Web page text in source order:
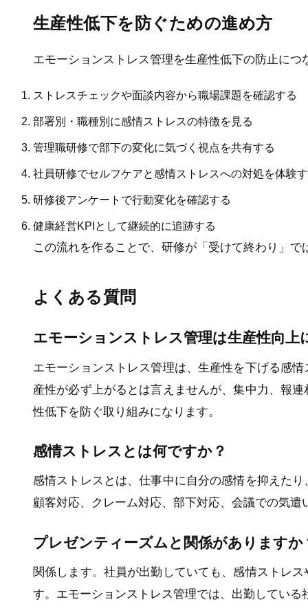
生産性低下を防ぐための進め方
エモーションストレス管理を生産性低下の防止に
ストレスチェックや面談内容から職場課題を確認する
部署別・職種別に感情ストレスの特徴を見る
管理職研修で部下の変化に気づく視点を共有する
社員研修でセルフケアと感情ストレスへの対処を体験
研修後アンケートで行動変化を確認する
健康経営KPIとして継続的に追跡する
この流れを作ることで、研修が「受けて終わり」
よくある質問
エモーションストレス管理は生産性向上
エモーションストレス管理は、生産性を下げる感
産性が必ず上がるとは言えませんが、集中力、報
性低下を防ぐ取り組みになります。
感情ストレスとは何ですか？
感情ストレスとは、仕事中に自分の感情を抑えた
顧客対応、クレーム対応、部下対応、会議での気遣
プレゼンティーズムと関係がありますか
関係します。社員が出勤していても、感情ストレ
す。エモーションストレス管理では、出勤してい